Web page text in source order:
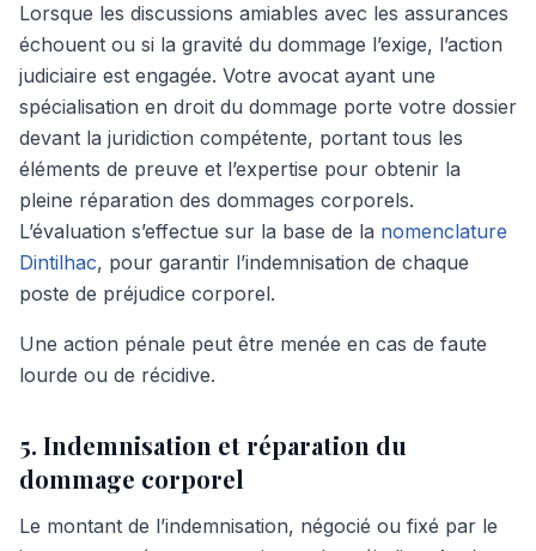
Lorsque les discussions amiables avec les assurances
échouent ou si la gravité du dommage l’exige, l’action
judiciaire est engagée. Votre avocat ayant une
spécialisation en droit du dommage porte votre dossier
devant la juridiction compétente, portant tous les
éléments de preuve et l’expertise pour obtenir la
pleine réparation des dommages corporels.
L’évaluation s’effectue sur la base de la nomenclature
Dintilhac, pour garantir l’indemnisation de chaque
poste de préjudice corporel.
Une action pénale peut être menée en cas de faute
lourde ou de récidive.
5. Indemnisation et réparation du
dommage corporel
Le montant de l’indemnisation, négocié ou fixé par le